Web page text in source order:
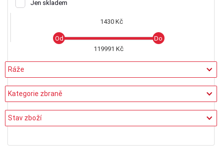
Jen skladem
1430 Kč
119991 Kč